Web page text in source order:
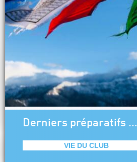
Derniers préparatifs …
VIE DU CLUB